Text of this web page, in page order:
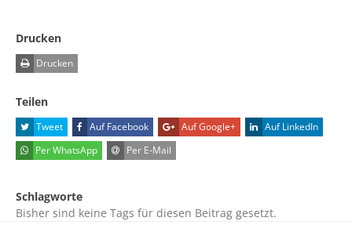
Drucken
Drucken
Teilen
Tweet Auf Facebook Auf Google+
Auf LinkedIn
Per WhatsApp
Per E-Mail
Schlagworte
Bisher sind keine Tags für diesen Beitrag gesetzt.